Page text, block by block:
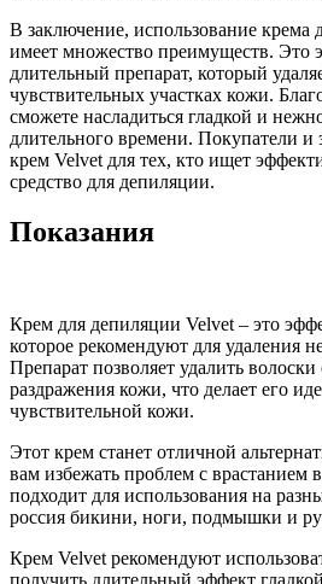
В заключение, использование крема
имеет множество преимуществ. Это
длительный препарат, который
чувствительных участках кожи.
сможете насладиться гладкой и
длительного времени. Покупатели
крем Velvet для тех, кто ищет
средство для депиляции.
Показания
Крем для депиляции Velvet – это
которое рекомендуют для удаления
Препарат позволяет удалить
раздражения кожи, что делает его
чувствительной кожи.
Этот крем станет отличной
вам избежать проблем с врастанием
подходит для использования на
россия бикини, ноги, подмышки и
Крем Velvet рекомендуют